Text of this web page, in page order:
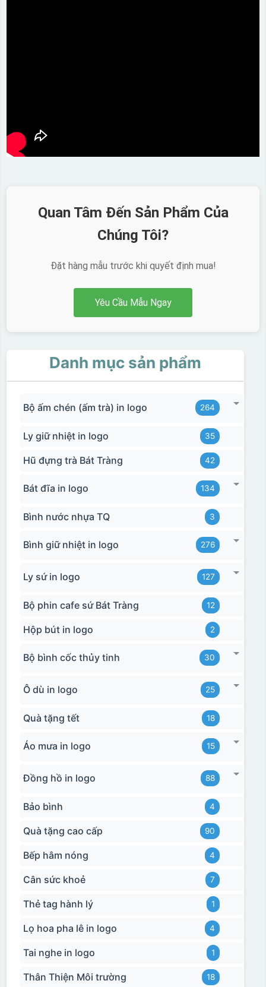
Quan Tâm Đến Sản Phẩm Của
Chúng Tôi?
Đặt hàng mẫu trước khi quyết định mua!
Yêu Cầu Mẫu Ngay
Danh mục sản phẩm
Bộ ấm chén (ấm trà) in logo 264
Ly giữ nhiệt in logo 35
Hũ đựng trà Bát Tràng 42
Bát đĩa in logo 134
Bình nước nhựa TQ 3
Bình giữ nhiệt in logo 276
Ly sứ in logo 127
Bộ phin cafe sứ Bát Tràng 12
Hộp bút in logo 2
Bộ bình cốc thủy tinh 30
Ô dù in logo 25
Quà tặng tết 18
Áo mưa in logo 15
Đồng hồ in logo 88
Bảo bình 4
Quà tặng cao cấp 90
Bếp hâm nóng 4
Cân sức khoẻ 7
Thẻ tag hành lý 1
Lọ hoa pha lê in logo 4
Tai nghe in logo 1
Thân Thiện Môi trường 18